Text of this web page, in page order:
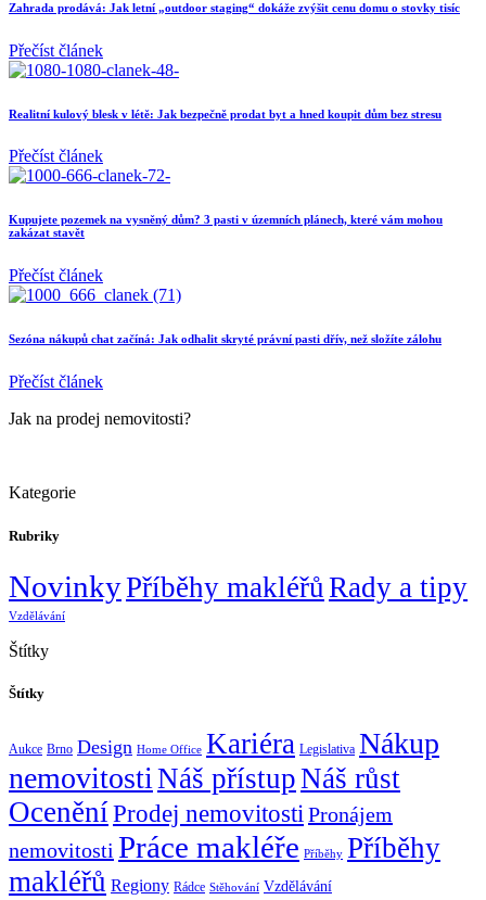
Zahrada prodává: Jak letní „outdoor staging“ dokáže zvýšit cenu domu o stovky tisíc
Přečíst článek
Realitní kulový blesk v létě: Jak bezpečně prodat byt a hned koupit dům bez stresu
Přečíst článek
Kupujete pozemek na vysněný dům? 3 pasti v územních plánech, které vám mohou
zakázat stavět
Přečíst článek
Sezóna nákupů chat začíná: Jak odhalit skryté právní pasti dřív, než složíte zálohu
Přečíst článek
Jak na prodej nemovitosti?
Kategorie
Rubriky
NovinkyPříběhy makléřů Rady a tipy
Vzdělávání
Štítky
Štítky
Aukce Brno Design Home Office Kariéra Legislativa Nákup
nemovitosti Náš přístupNáš růst
OceněníProdej nemovitosti Pronájem
nemovitosti Práce makléře Příběhy Příběhy
makléřů Regiony Rádce Stěhování Vzdělávání